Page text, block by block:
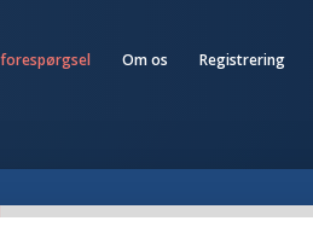
Om os Registrering